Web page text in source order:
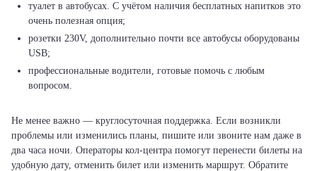
туалет в автобусах. С учётом наличия бесплатных напитков это
очень полезная опция;
розетки 230V, дополнительно почти все автобусы оборудованы
USB;
профессиональные водители, готовые помочь с любым
вопросом.
Не менее важно — круглосуточная поддержка. Если возникли
проблемы или изменились планы, пишите или звоните нам даже в
два часа ночи. Операторы кол-центра помогут перенести билеты на
удобную дату, отменить билет или изменить маршрут. Обратите